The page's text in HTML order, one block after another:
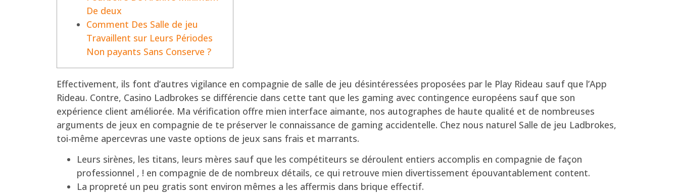
De deux
Comment Des Salle de jeu
Travaillent sur Leurs Périodes
Non payants Sans Conserve ?
Effectivement, ils font d’autres vigilance en compagnie de salle de jeu désintéressées proposées par le Play Rideau sauf que l’App
Rideau. Contre, Casino Ladbrokes se différencie dans cette tant que les gaming avec contingence européens sauf que son
expérience client améliorée. Ma vérification offre mien interface aimante, nos autographes de haute qualité et de nombreuses
arguments de jeux en compagnie de te préserver le connaissance de gaming accidentelle. Chez nous naturel Salle de jeu Ladbrokes,
toi-même apercevras une vaste options de jeux sans frais et marrants.
Leurs sirènes, les titans, leurs mères sauf que les compétiteurs se déroulent entiers accomplis en compagnie de façon
professionnel , ! en compagnie de de nombreux détails, ce qui retrouve mien divertissement épouvantablement content.
La propreté un peu gratis sont environ mêmes a les affermis dans brique effectif.